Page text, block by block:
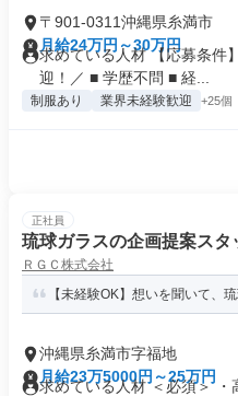
〒901-0311沖縄県糸満市
月給24万円～30万円
求めている人材 【応募条件
迎！／ ■ 学歴不問 ■ 経...
制服あり 業界未経験歓迎 +25個
正社員
琉球ガラスの企画提案スタ
ＲＧＣ株式会社
【未経験OK】想いを聞いて、
沖縄県糸満市字福地
月給23万5000円～25万円
求めている人材 ＜必須＞